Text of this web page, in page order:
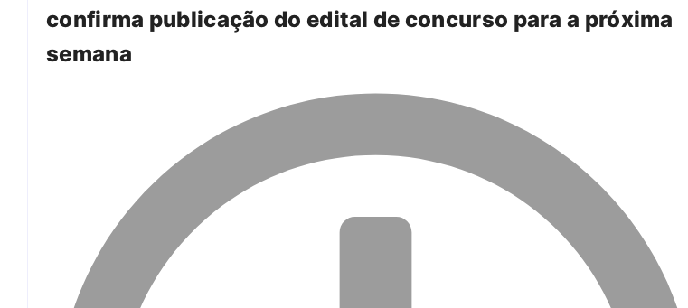
confirma publicação do edital de concurso para a próxima
semana